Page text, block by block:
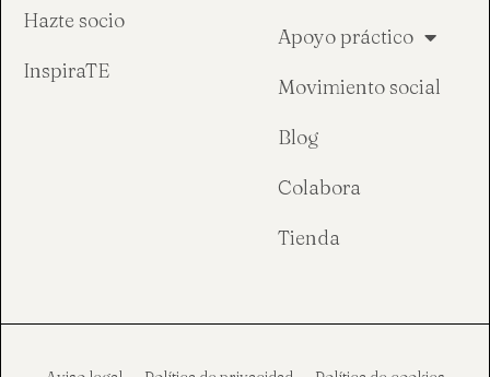
Hazte socio
InspiraTE
Apoyo práctico
Movimiento social
Blog
Colabora
Tienda